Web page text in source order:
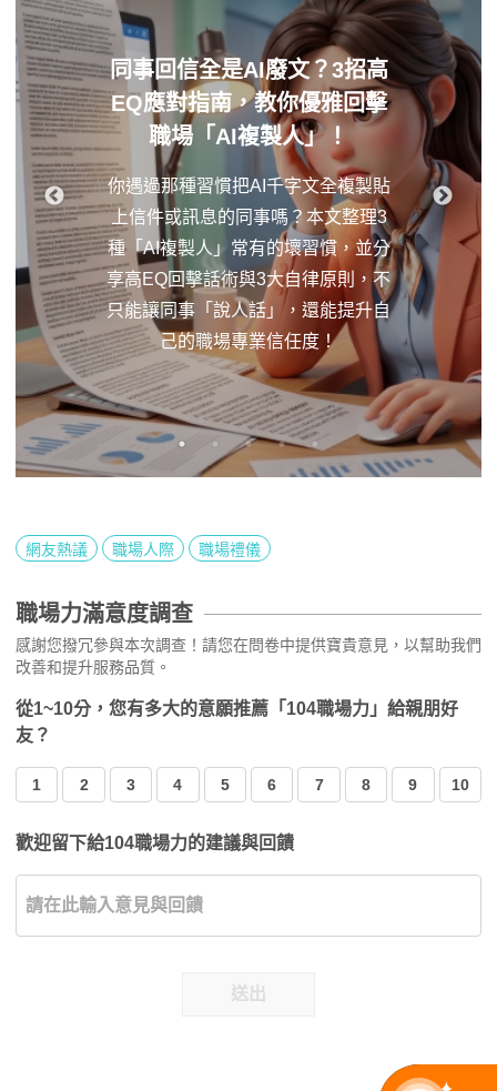
同事回信全是AI廢文？3招高
EQ應對指南，教你優雅回擊
職場「AI複製人」！
你遇過那種習慣把AI千字文全複製貼
上信件或訊息的同事嗎？本文整理3
種「AI複製人」常有的壞習慣，並分
享高EQ回擊話術與3大自律原則，不
只能讓同事「說人話」，還能提升自
己的職場專業信任度！
網友熱議 職場人際 職場禮儀
職場力滿意度調查
感謝您撥冗參與本次調查！請您在問卷中提供寶貴意見，以幫助我們
改善和提升服務品質。
從1~10分，您有多大的意願推薦「104職場力」給親朋好
友？
1 2 3 4 5 6 7 8 9 10
歡迎留下給104職場力的建議與回饋
送出